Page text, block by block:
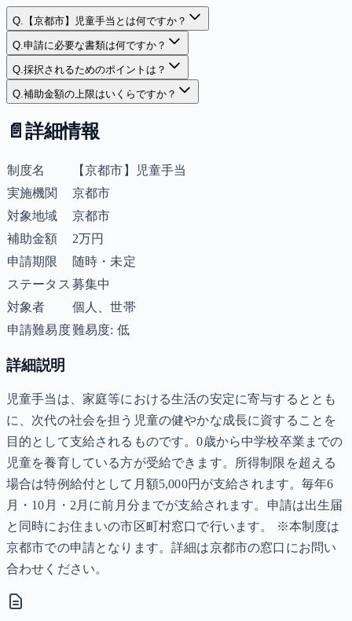
Q. 【京都市】児童手当とは何ですか？
Q.申請に必要な書類は何ですか？
Q.採択されるためのポイントは？
Q.補助金額の上限はいくらですか？
📄 詳細情報
制度名
【京都市】児童手当
実施機関
京都市
対象地域
京都市
補助金額
2万円
申請期限
随時・未定
ステータス 募集中
対象者
個人、世帯
申請難易度難易度: 低
詳細説明
児童手当は、家庭等における生活の安定に寄与するととも
に、次代の社会を担う児童の健やかな成長に資することを
目的として支給されるものです。0歳から中学校卒業までの
児童を養育している方が受給できます。所得制限を超える
場合は特例給付として月額5,000円が支給されます。毎年6
月・10月・2月に前月分までが支給されます。申請は出生届
と同時にお住まいの市区町村窓口で行います。 ※本制度は
京都市での申請となります。詳細は京都市の窓口にお問い
合わせください。